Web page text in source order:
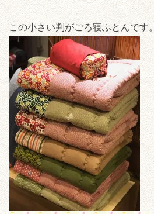
この小さい判がごろ寝ふとんです。